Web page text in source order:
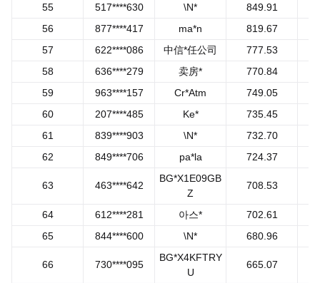
55 517****630 \N*
849.91
56
877****417 ma*n
819.67
57
622****086 中信*任公司
777.53
58
636****279 卖房*
770.84
59
963****157 Cr*Atm
749.05
60
207****485 Ke*
735.45
61
839****903 \N*
732.70
62
849****706 pa*la 724.37
63 463****642
BG*X1E09GB
Z
708.53
64 612****281 아스*
702.61
65
844****600 \N* 680.96
66 730****095
BG*X4KFTRY
U
665.07